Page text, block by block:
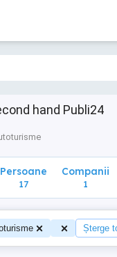
hand Publi24
Persoane
17
Companii
1
Șterge